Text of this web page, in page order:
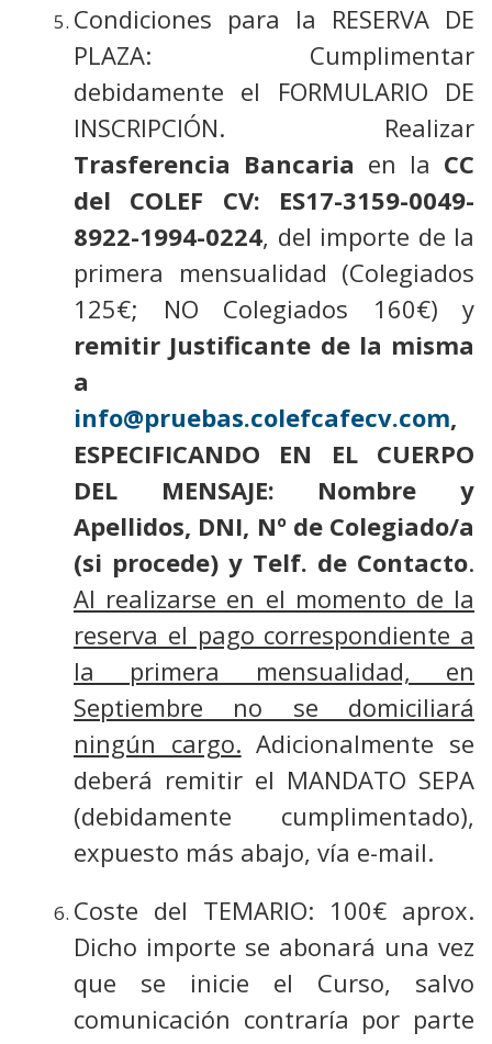
Condiciones para la RESERVA DE
PLAZA: Cumplimentar
debidamente el FORMULARIO DE
INSCRIPCIÓN. Realizar
Trasferencia Bancaria en la CC
del COLEF CV: ES17-3159-0049-
8922-1994-0224, del importe de la
primera mensualidad (Colegiados
125€; NO Colegiados 160€) y
remitir Justificante de la misma
a
info@pruebas.colefcafecv.com,
ESPECIFICANDO EN EL CUERPO
DEL MENSAJE: Nombre y
Apellidos, DNI, Nº de Colegiado/a
(si procede) y Telf. de Contacto.
Al realizarse en el momento de la
reserva el pago correspondiente a
la primera mensualidad, en
Septiembre no se domiciliará
ningún cargo. Adicionalmente se
deberá remitir el MANDATO SEPA
(debidamente cumplimentado),
expuesto más abajo, vía e-mail.
Coste del TEMARIO: 100€ aprox.
Dicho importe se abonará una vez
que se inicie el Curso, salvo
comunicación contraría por parte